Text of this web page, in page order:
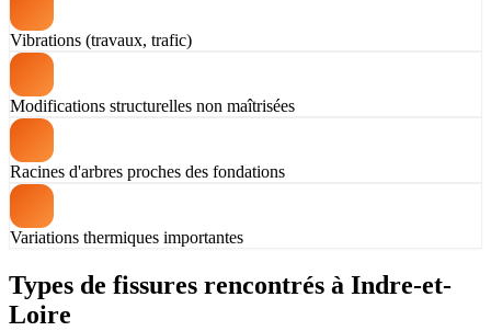
Vibrations (travaux, trafic)
Modifications structurelles non maîtrisées
Racines d'arbres proches des fondations
Variations thermiques importantes
Types de fissures rencontrés à Indre-et-
Loire